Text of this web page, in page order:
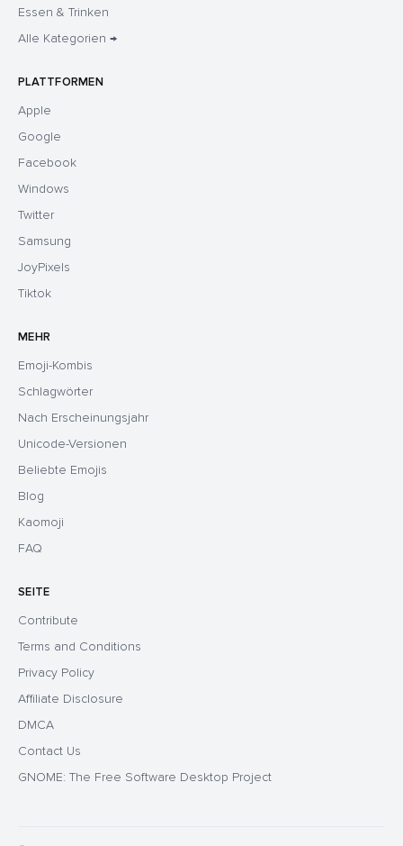
Essen & Trinken
Alle Kategorien →
PLATTFORMEN
Apple
Google
Facebook
Windows
Twitter
Samsung
JoyPixels
Tiktok
MEHR
Emoji-Kombis
Schlagwörter
Nach Erscheinungsjahr
Unicode-Versionen
Beliebte Emojis
Blog
Kaomoji
FAQ
SEITE
Contribute
Terms and Conditions
Privacy Policy
Affiliate Disclosure
DMCA
Contact Us
GNOME: The Free Software Desktop Project